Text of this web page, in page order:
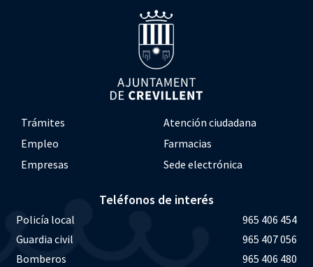
Trámites
Atención ciudadana
Empleo
Farmacias
Empresas
Sede electrónica
Teléfonos de interés
Policía local
965 406 454
Guardia civil
965 407 056
Bomberos
965 406 480